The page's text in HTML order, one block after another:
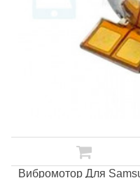
Вибромотор Для